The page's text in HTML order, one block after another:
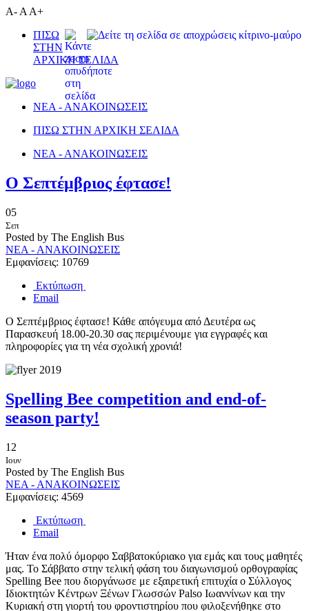
A- A A+
ΠΙΣΩ
ΣΤΗΝ
ΑΡΧΙΚΗ ΣΕΛΙΔΑ
ΝΕΑ - ΑΝΑΚΟΙΝΩΣΕΙΣ
ΠΙΣΩ ΣΤΗΝ ΑΡΧΙΚΗ ΣΕΛΙΔΑ
ΝΕΑ - ΑΝΑΚΟΙΝΩΣΕΙΣ
Ο Σεπτέμβριος έφτασε!
05
Σεπ
Posted by The English Bus
ΝΕΑ - ΑΝΑΚΟΙΝΩΣΕΙΣ
Εμφανίσεις: 10769
Εκτύπωση
Email
Ο Σεπτέμβριος έφτασε! Κάθε απόγευμα από Δευτέρα ως
Παρασκευή 18.00-20.30 σας περιμένουμε για εγγραφές και
πληροφορίες για τη νέα σχολική χρονιά!
Spelling Bee competition and end-of-
season party!
12
Ιουν
Posted by The English Bus
ΝΕΑ - ΑΝΑΚΟΙΝΩΣΕΙΣ
Εμφανίσεις: 4569
Εκτύπωση
Email
Ήταν ένα πολύ όμορφο Σαββατοκύριακο για εμάς και τους μαθητές
μας. Το Σάββατο στην τελική φάση του διαγωνισμού ορθογραφίας
Spelling Bee που διοργάνωσε με εξαιρετική επιτυχία ο Σύλλογος
Ιδιοκτητών Κέντρων Ξένων Γλωσσών Palso Ιωαννίνων και την
Κυριακή στη γιορτή του φροντιστηρίου που φιλοξενήθηκε στο